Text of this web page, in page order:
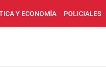
Y ECONOMÍA POLICIALES